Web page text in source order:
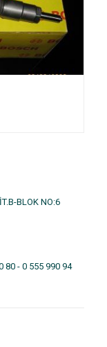
BLOK NO:6
80- 0 555 990 94